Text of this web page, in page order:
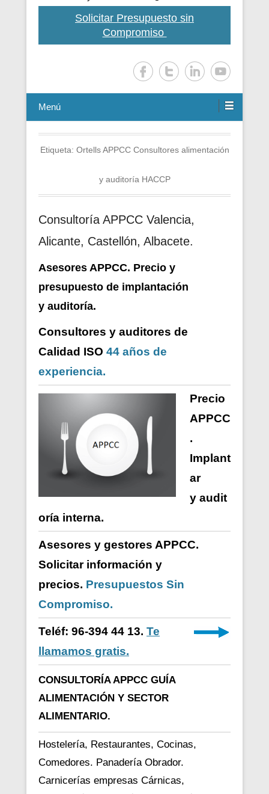
Solicitar Presupuesto sin
Compromiso
Menú
Etiqueta: Ortells APPCC Consultores alimentación
y auditoría HACCP
Consultoría APPCC Valencia,
Alicante, Castellón, Albacete.
Asesores APPCC. Precio y
presupuesto de implantación
y auditoría.
Consultores y auditores de
Calidad ISO 44 años de
experiencia.
Precio
APPCC
.
Implant
ar
y audit
oría interna.
Asesores y gestores APPCC.
Solicitar información y
precios. Presupuestos Sin
Compromiso.
Teléf: 96-394 44 13. Te
llamamos gratis.
CONSULTORÍA APPCC GUÍA
ALIMENTACIÓN Y SECTOR
ALIMENTARIO.
Hostelería, Restaurantes, Cocinas,
Comedores. Panadería Obrador.
Carnicerías empresas Cárnicas,